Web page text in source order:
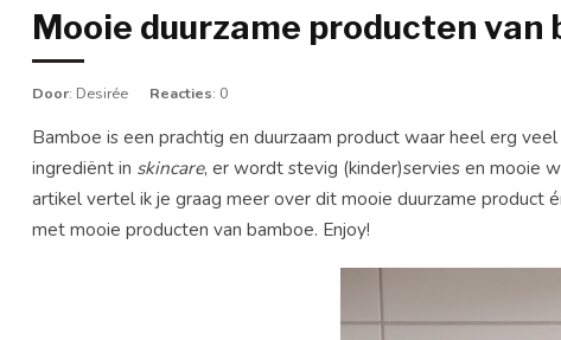
Mooie duurzame producten van
Door: Desirée Reacties: 0
Bamboe is een prachtig en duurzaam product waar heel erg
ingrediënt in skincare, er wordt stevig (kinder)servies en mooie
artikel vertel ik je graag meer over dit mooie duurzame product
met mooie producten van bamboe. Enjoy!